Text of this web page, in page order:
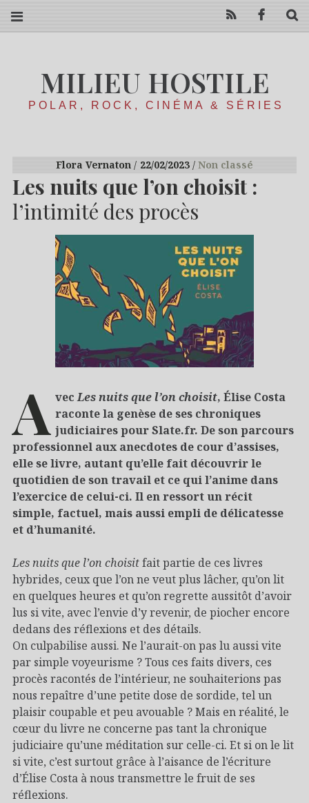
MILIEU HOSTILE
POLAR, ROCK, CINÉMA & SÉRIES
Flora Vernaton 22/02/2023 Non classé
Les nuits que l’on choisit :
l’intimité des procès
A vecLes nuits que l’on choisit, Élise Costa
raconte la genèse de ses chroniques
judiciaires pour Slate.fr. De son parcours
professionnel aux anecdotes de cour d’assises,
elle se livre, autant qu’elle fait découvrir le
quotidien de son travail et ce qui l’anime dans
l’exercice de celui-ci. Il en ressort un récit
simple, factuel, mais aussi empli de délicatesse
et d’humanité.
Les nuits que l’on choisitfait partie de ces livres
hybrides, ceux que l’on ne veut plus lâcher, qu’on lit
en quelques heures et qu’on regrette aussitôt d’avoir
lus si vite, avec l’envie d’y revenir, de piocher encore
dedans des réflexions et des détails.
On culpabilise aussi. Ne l’aurait-on pas lu aussi vite
par simple voyeurisme ? Tous ces faits divers, ces
procès racontés de l’intérieur, ne souhaiterions pas
nous repaître d’une petite dose de sordide, tel un
plaisir coupable et peu avouable ? Mais en réalité, le
cœur du livre ne concerne pas tant la chronique
judiciaire qu’une méditation sur celle-ci. Et si on le lit
si vite, c’est surtout grâce à l’aisance de l’écriture
d’Élise Costa à nous transmettre le fruit de ses
réflexions.
RSS